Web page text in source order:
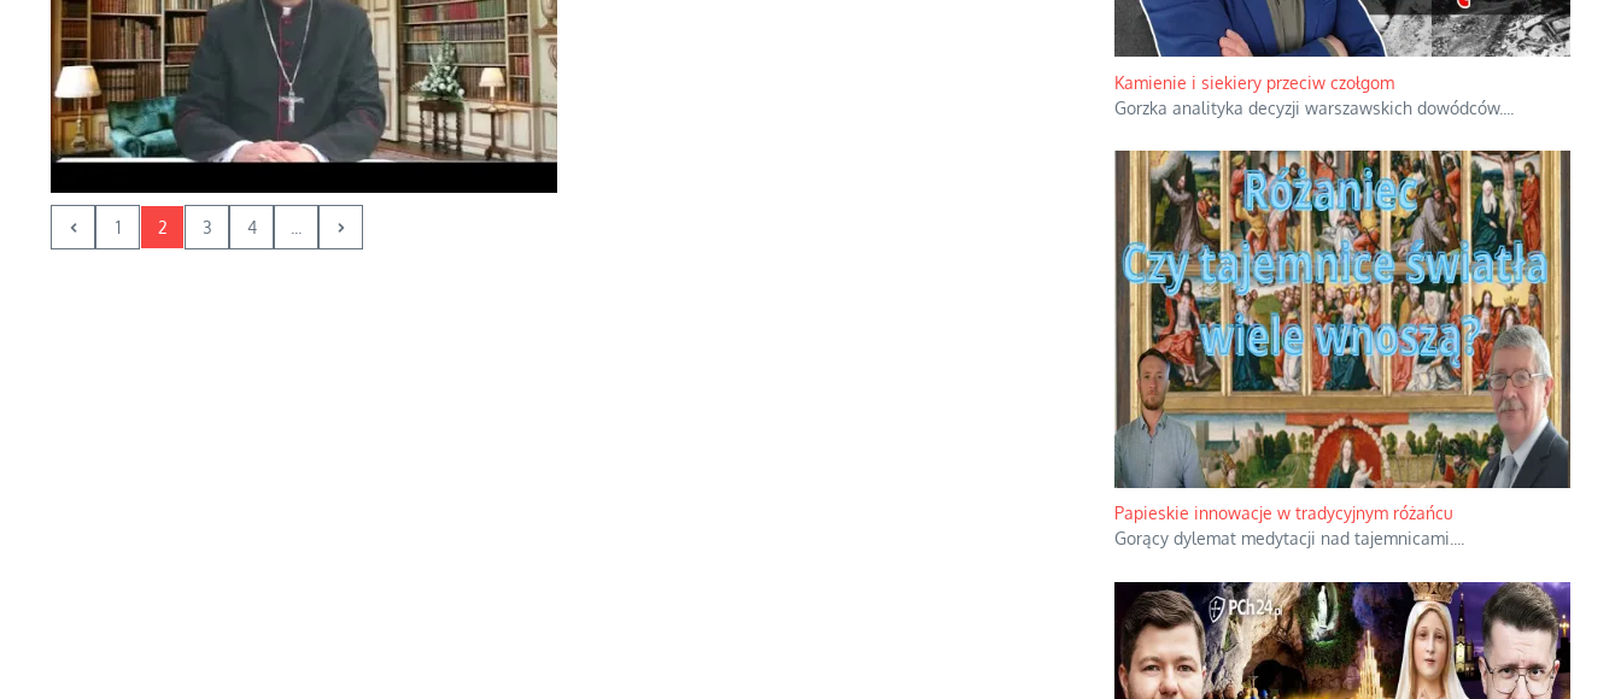
1 2 3 4
Kamienie i siekiery przeciw czołgom
Gorzka analityka decyzji warszawskich dowódców.
Papieskie innowacje w tradycyjnym różańcu
Gorący dylemat medytacji nad tajemnicami.